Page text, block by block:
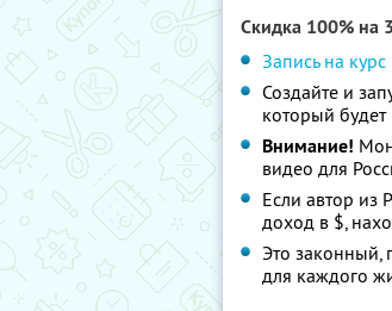
Скидка 100% на
Запись на курс
Создайте и
который
Внимание!
видео для
Если автор из
доход в $,
Это законный,
для каждого